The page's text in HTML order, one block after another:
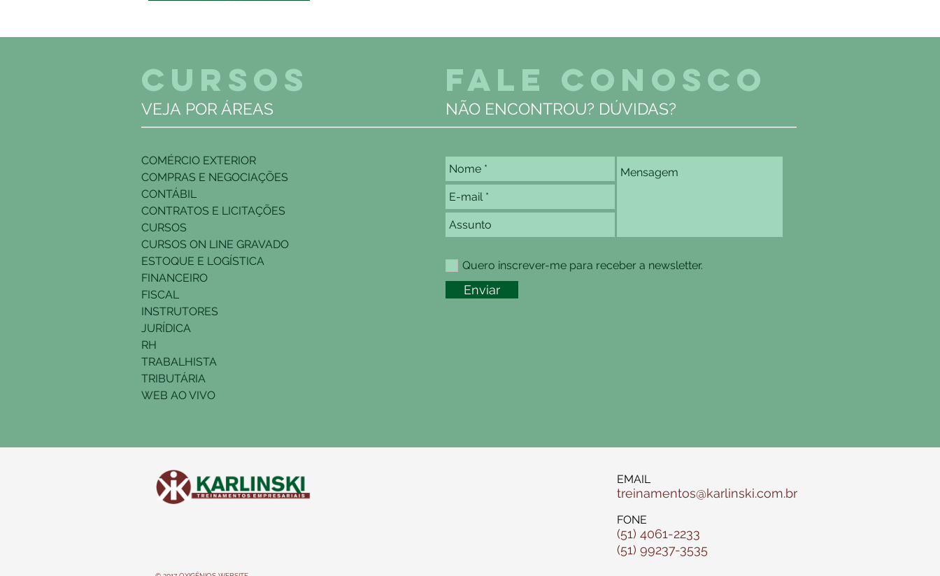
CURSOS
VEJA POR ÁREAS
FALE CONOSCO
NÃO ENCONTROU? DÚVIDAS?
COMÉRCIO EXTERIOR
COMPRAS E NEGOCIAÇÕES
CONTÁBIL
CONTRATOS E LICITAÇÕES
CURSOS
CURSOS ON LINE GRAVADO
ESTOQUE E LOGÍSTICA
FINANCEIRO
FISCAL
INSTRUTORES
JURÍDICA
RH
TRABALHISTA
TRIBUTÁRIA
WEB AO VIVO
Quero inscrever-me para receber a newsletter.
Enviar
EMAIL
treinamentos@karlinski.com.br
FONE
(51) 4061-2233
(51) 99237-3535